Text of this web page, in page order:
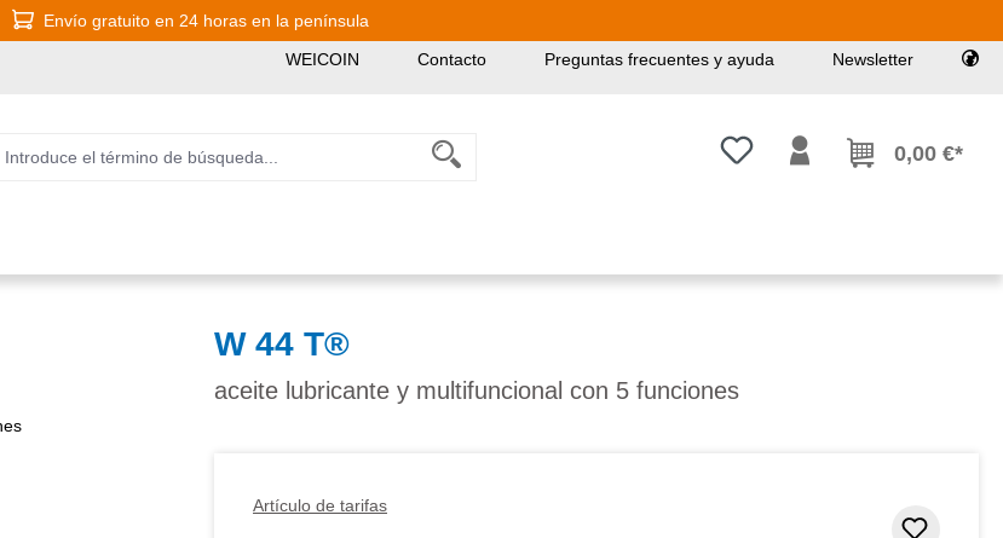
Envío gratuito en 24 horas en la península
WEICOIN Contacto Preguntas frecuentes y ayuda Newsletter
Tienes 0 artículos en tu lista de
0,00 €*
W 44 T®
aceite lubricante y multifuncional con 5 funciones
Artículo de tarifas